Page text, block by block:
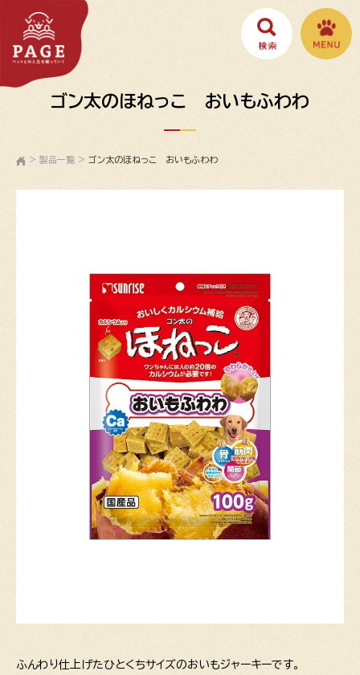
ゴン太のほねっこ おいもふわわ
> 製品一覧 > ゴン太のほねっこ おいもふわわ
ふんわり仕上げたひとくちサイズのおいもジャーキーです。